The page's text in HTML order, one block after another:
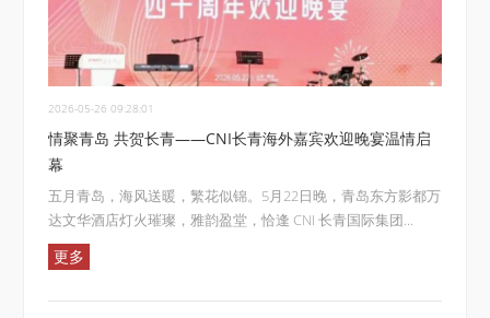
2026-05-26 09:28:01
情聚青岛 共贺长青——CNI长青海外嘉宾欢迎晚宴温情启
幕
五月青岛，海风送暖，繁花似锦。5月22日晚，青岛东方影都万
达文华酒店灯火璀璨，雅韵盈堂，恰逢 CNI 长青国际集团...
更多